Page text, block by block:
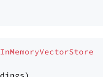
InMemoryVectorStore